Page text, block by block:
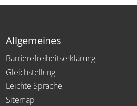
Allgemeines
Barrierefreiheitserklärung
Gleichstellung
Leichte Sprache
Sitemap